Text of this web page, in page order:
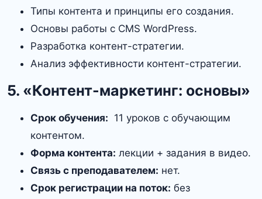
Типы контента и принципы его создания.
Основы работы с CMS WordPress.
Разработка контент-стратегии.
Анализ эффективности контент-стратегии.
5. «Контент-маркетинг: основы»
Срок обучения: 11 уроков с обучающим
контентом.
Форма контента: лекции + задания в видео.
Связь с преподавателем: нет.
Срок регистрации на поток: без